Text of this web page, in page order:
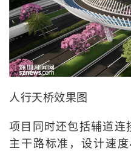
人行天桥效果图
项目同时还包括辅道
主干路标准，设计速